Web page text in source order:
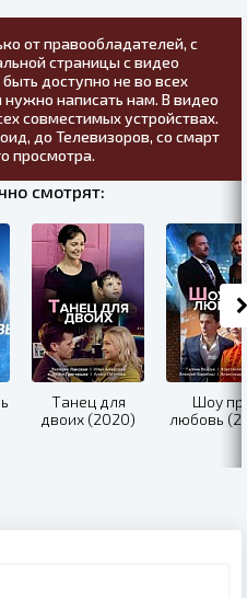
от правообладателей, с
страницы с видео
доступно не во всех
нужно написать нам. В видео
совместимых устройствах.
до Телевизоров, со смарт
просмотра.
смотрят:
Танец для
двоих (2020)
Шоу
любовь